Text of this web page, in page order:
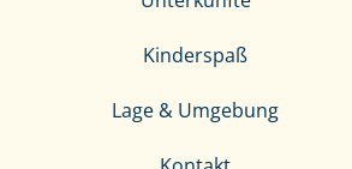
Kinderspaß
Lage & Umgebung